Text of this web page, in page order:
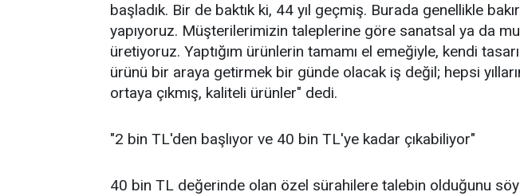
başladık. Bir de baktık ki, 44 yıl geçmiş. Burada genellikle
yapıyoruz. Müşterilerimizin taleplerine göre sanatsal ya da
üretiyoruz. Yaptığım ürünlerin tamamı el emeğiyle, kendi
ürünü bir araya getirmek bir günde olacak iş değil; hepsi
ortaya çıkmış, kaliteli ürünler" dedi.
"2 bin TL'den başlıyor ve 40 bin TL'ye kadar çıkabiliyor"
40 bin TL değerinde olan özel sürahilere talebin olduğunu